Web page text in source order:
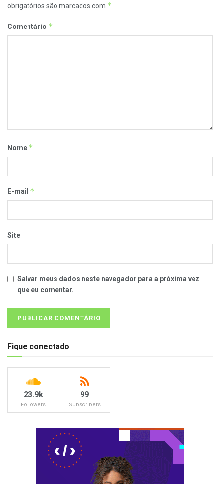
obrigatórios são marcados com *
Comentário *
Nome *
E-mail *
Site
Salvar meus dados neste navegador para a próxima vez
que eu comentar.
Fique conectado
23.9k
Followers
99
Subscribers